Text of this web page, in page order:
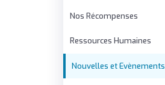
Nos Récompenses
Ressources Humaines
Nouvelles et Evènements